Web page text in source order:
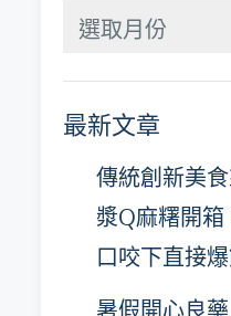
分
整
最新文章
傳統創新美
漿Q麻糬開
口咬下直接
暑假開心良